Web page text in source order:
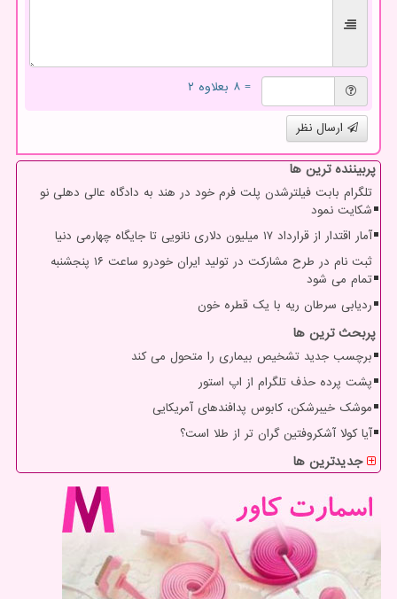
= ۸ بعلاوه ۲
ارسال نظر
پربیننده ترین ها
تلگرام بابت فیلترشدن پلت فرم خود در هند به دادگاه عالی دهلی نو
شکایت نمود
آمار اقتدار از قرارداد ۱۷ میلیون دلاری نانویی تا جایگاه چهارمی دنیا
ثبت نام در طرح مشارکت در تولید ایران خودرو ساعت ۱۶ پنجشنبه
تمام می شود
ردیابی سرطان ریه با یک قطره خون
پربحث ترین ها
برچسب جدید تشخیص بیماری را متحول می کند
پشت پرده حذف تلگرام از اپ استور
موشک خیبرشکن، کابوس پدافندهای آمریکایی
آیا کولا آشکروفتین گران تر از طلا است؟
جدیدترین ها